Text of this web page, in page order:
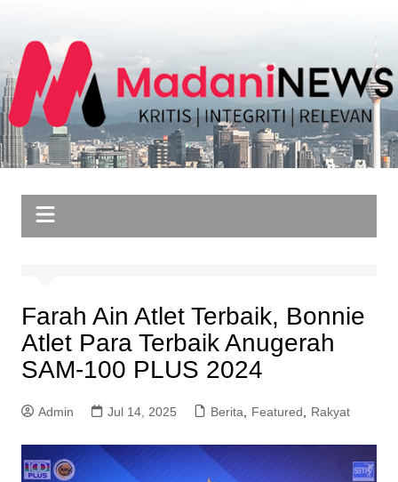
content
Farah Ain Atlet Terbaik, Bonnie
Atlet Para Terbaik Anugerah
SAM-100 PLUS 2024
Admin Jul 14, 2025 Berita, Featured, Rakyat